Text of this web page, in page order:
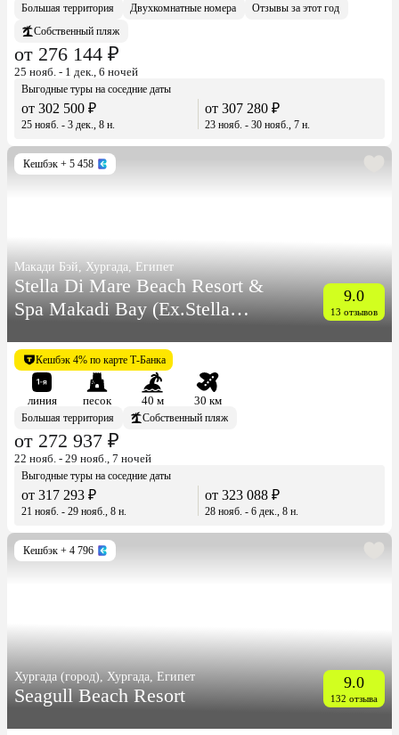
Большая территория
Двухкомнатные номера
Отзывы за этот год
Собственный пляж
от 276 144 ₽
25 нояб. - 1 дек., 6 ночей
Выгодные туры на соседние даты
от 302 500 ₽
25 нояб. - 3 дек., 8 н.
от 307 280 ₽
23 нояб. - 30 нояб., 7 н.
Кешбэк + 5 458
Макади Бэй, Хургада, Египет
Stella Di Mare Beach Resort &
Spa Makadi Bay (Ex.Stella
9.0
13 отзывов
Кешбэк 4% по карте Т-Банка
линия песок 40 м
30 км
Большая территория
Собственный пляж
от 272 937 ₽
22 нояб. - 29 нояб., 7 ночей
Выгодные туры на соседние даты
от 317 293 ₽
21 нояб. - 29 нояб., 8 н.
от 323 088 ₽
28 нояб. - 6 дек., 8 н.
Кешбэк + 4 796
Хургада (город), Хургада, Египет
Seagull Beach Resort
9.0
132 отзыва